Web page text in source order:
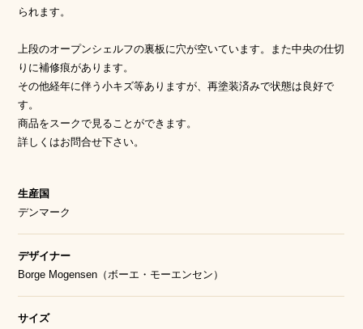
られます。
上段のオープンシェルフの裏板に穴が空いています。また中央の仕切
りに補修痕があります。
その他経年に伴う小キズ等ありますが、再塗装済みで状態は良好で
す。
商品をスークで見ることができます。
詳しくはお問合せ下さい。
生産国
デンマーク
デザイナー
Borge Mogensen（ボーエ・モーエンセン）
サイズ